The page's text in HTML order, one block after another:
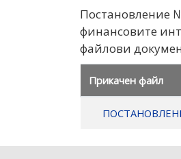
Постановление
финансовите
файлови
Прикачен файл